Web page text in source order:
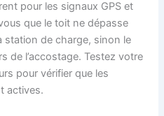
pour les signaux GPS et
que le toit ne dépasse
station de charge, sinon le
de l’accostage. Testez votre
pour vérifier que les
actives.